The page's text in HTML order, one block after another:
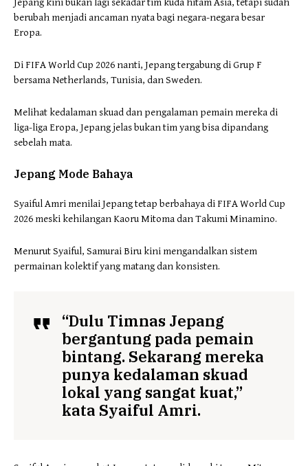
berubah menjadi ancaman nyata bagi negara-negara besar
Eropa.
Di FIFA World Cup 2026 nanti, Jepang tergabung di Grup F
bersama Netherlands, Tunisia, dan Sweden.
Melihat kedalaman skuad dan pengalaman pemain mereka di
liga-liga Eropa, Jepang jelas bukan tim yang bisa dipandang
sebelah mata.
Jepang Mode Bahaya
Syaiful Amri menilai Jepang tetap berbahaya di FIFA World Cup
2026 meski kehilangan Kaoru Mitoma dan Takumi Minamino.
Menurut Syaiful, Samurai Biru kini mengandalkan sistem
permainan kolektif yang matang dan konsisten.
“Dulu Timnas Jepang
bergantung pada pemain
bintang. Sekarang mereka
punya kedalaman skuad
lokal yang sangat kuat,”
kata Syaiful Amri.